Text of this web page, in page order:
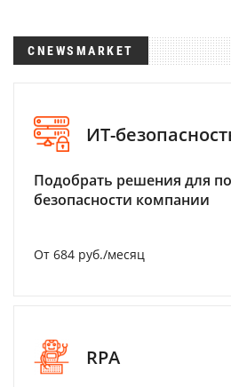
CNEWSMARKET
ИТ-
Подобрать решения для
безопасности компании
От 684 руб./месяц
RPA